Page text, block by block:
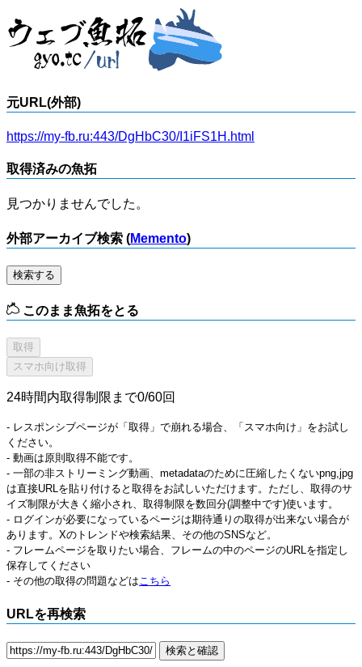
元URL(外部)
https://my-fb.ru:443/DgHbC30/I1iFS1H.html
取得済みの魚拓
見つかりませんでした。
外部アーカイブ検索 (Memento)
検索する
このまま魚拓をとる
24時間内取得制限まで0/60回
- レスポンシブページが「取得」で崩れる場合、「スマホ向け」をお試し
ください。
- 動画は原則取得不能です。
- 一部の非ストリーミング動画、metadataのために圧縮したくないpng,jpg
は直接URLを貼り付けると取得をお試しいただけます。ただし、取得のサ
イズ制限が大きく縮小され、取得制限を数回分(調整中です)使います。
- ログインが必要になっているページは期待通りの取得が出来ない場合が
あります。Xのトレンドや検索結果、その他のSNSなど。
- フレームページを取りたい場合、フレームの中のページのURLを指定し
保存してください
- その他の取得の問題などはこちら
URLを再検索